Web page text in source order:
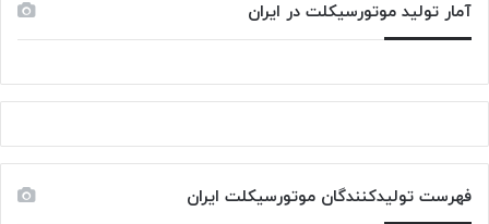
آمار تولید موتورسیکلت در ایران
فهرست تولیدکنندگان موتورسیکلت ایران